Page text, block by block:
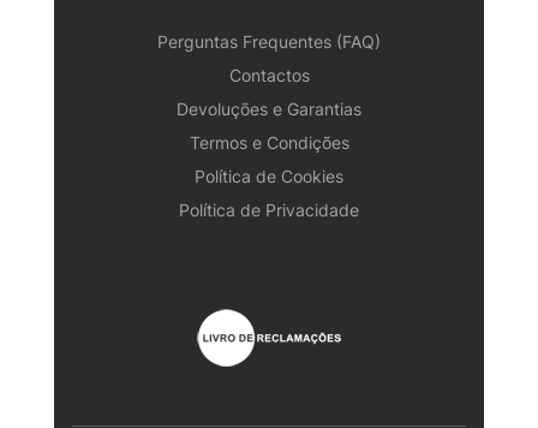
Perguntas Frequentes (FAQ)
Contactos
Devoluções e Garantias
Termos e Condições
Política de Cookies
Política de Privacidade